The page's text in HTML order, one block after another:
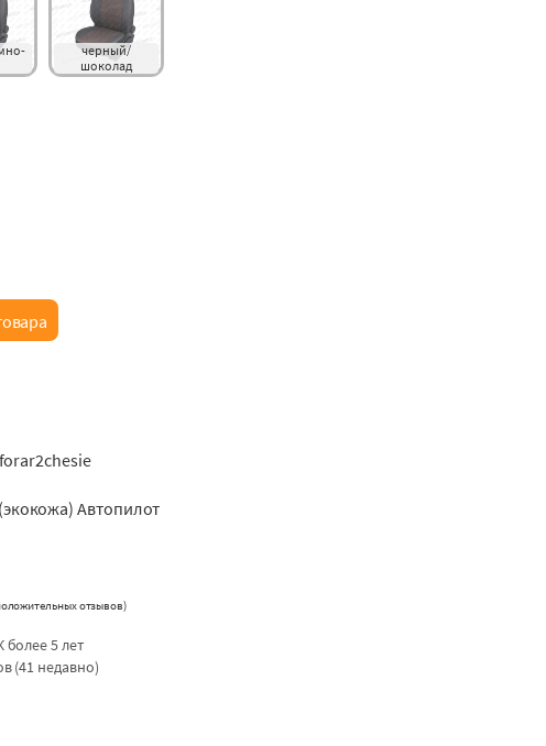
черный/
шоколад
Автопилот
отзывов)
более 5 лет
(41 недавно)